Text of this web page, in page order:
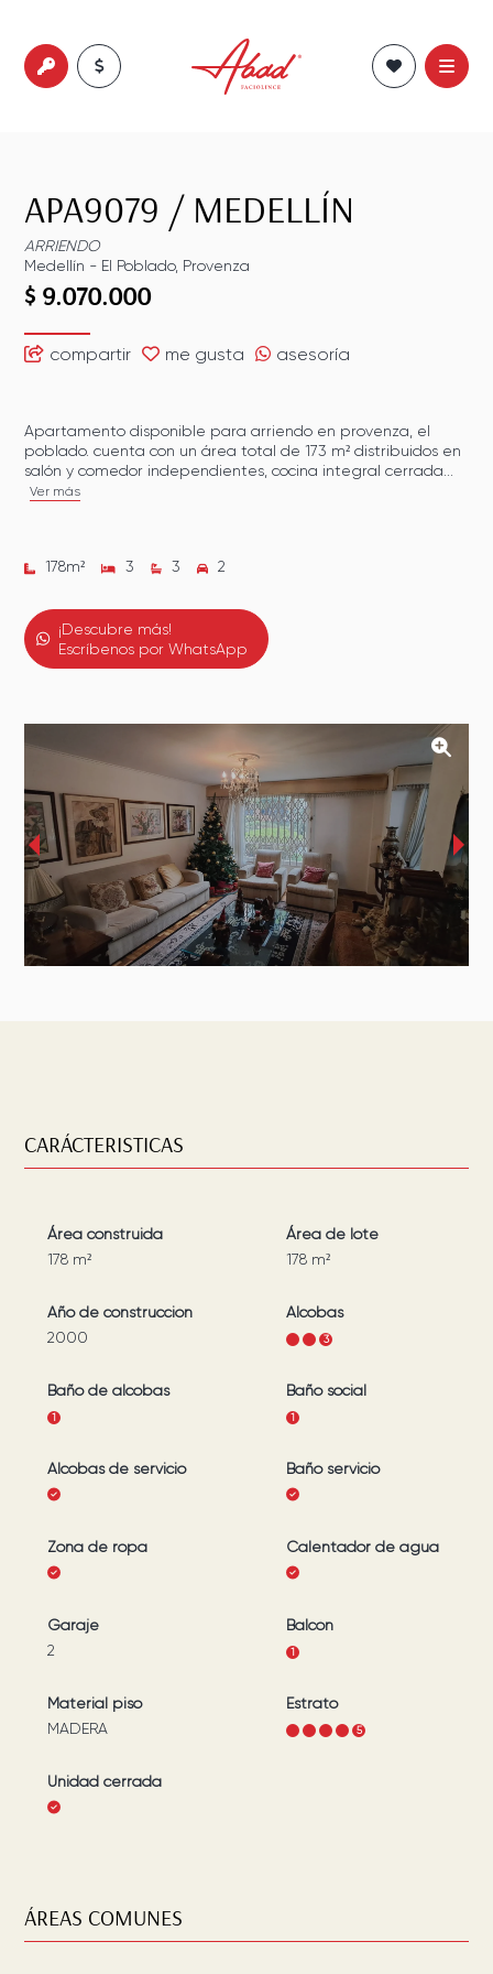
APA9079 / MEDELLÍN
ARRIENDO
Medellín - El Poblado, Provenza
$ 9.070.000
compartir me gusta asesoría
Apartamento disponible para arriendo en provenza, el
poblado. cuenta con un área total de 173 m² distribuidos en
salón y comedor independientes, cocina integral cerrada...
Ver más
178m² 3 3 2
¡Descubre más!
Escríbenos por WhatsApp
‹ ›
CARÁCTERISTICAS
Área construida
178m²
Área de lote
178 m²
Año de construcción
2000
Alcobas
3
Baño de alcobas
1
Baño social
1
Alcobas de servicio Baño servicio
Zona de ropa Calentador de agua
Garaje
2
Balcón
1
Material piso
MADERA
Estrato
4 5
Unidad cerrada
ÁREAS COMUNES